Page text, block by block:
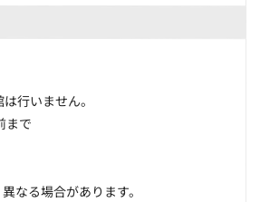
行いません。
まで
なる場合があります。